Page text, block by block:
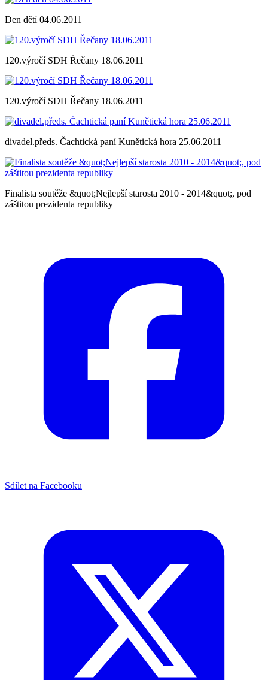
Den dětí 04.06.2011
120.výročí SDH Řečany 18.06.2011
120.výročí SDH Řečany 18.06.2011
divadel.předs. Čachtická paní Kunětická hora 25.06.2011
Finalista soutěže &quot;Nejlepší starosta 2010 - 2014&quot;, pod
záštitou prezidenta republiky
Sdílet na Facebooku